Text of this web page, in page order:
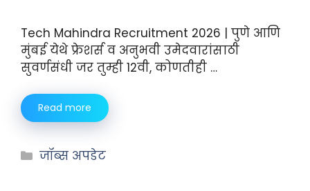
Tech Mahindra Recruitment 2026 | पुणे आणि
मुंबई येथे फ्रेशर्स व अनुभवी उमेदवारांसाठी
सुवर्णसंधी जर तुम्ही 12वी, कोणतीही …
Read more
जॉब्स अपडेट